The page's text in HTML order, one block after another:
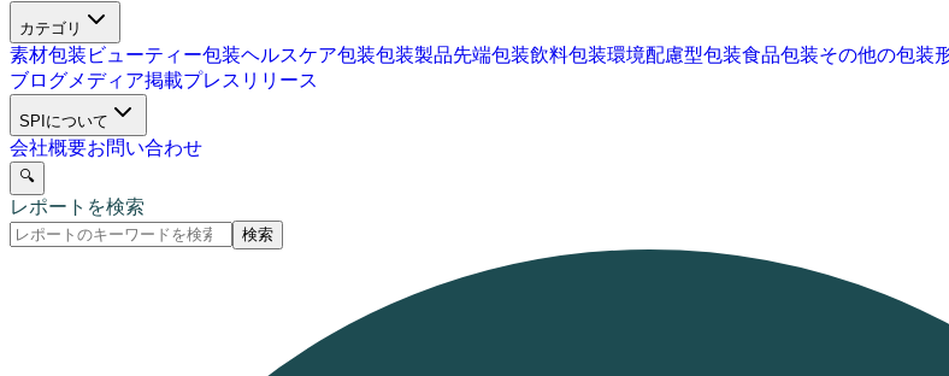
カテゴリ
素材包装 ビューティー包装ヘルスケア包装包装製品先端包装飲料包装環境配慮型包装食品包装その他の包装
ブログメディア掲載プレスリリース
SPIについて
会社概要お問い合わせ
🔍
レポートを検索
検索